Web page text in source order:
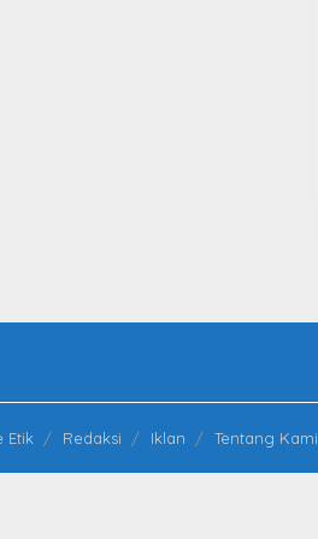
Etik Redaksi Iklan Tentang Kami